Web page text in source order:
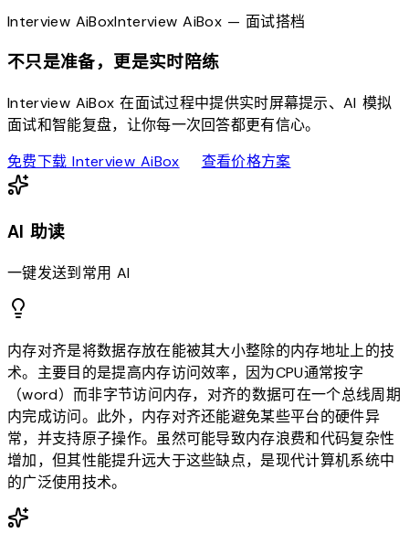
Interview AiBoxInterviewAiBox— 面试搭档
不只是准备，更是实时陪练
Interview AiBox 在面试过程中提供实时屏幕提示、AI 模拟
面试和智能复盘，让你每一次回答都更有信心。
免费下载 Interview AiBoxdownload查看价格方案sell
AI 助读
一键发送到常用 AI
内存对齐是将数据存放在能被其大小整除的内存地址上的技
术。主要目的是提高内存访问效率，因为CPU通常按字
（word）而非字节访问内存，对齐的数据可在一个总线周期
内完成访问。此外，内存对齐还能避免某些平台的硬件异
常，并支持原子操作。虽然可能导致内存浪费和代码复杂性
增加，但其性能提升远大于这些缺点，是现代计算机系统中
的广泛使用技术。